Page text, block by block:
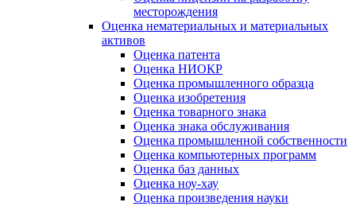
месторождения
Оценка нематериальных и материальных
активов
Оценка патента
Оценка НИОКР
Оценка промышленного образца
Оценка изобретения
Оценка товарного знака
Оценка знака обслуживания
Оценка промышленной собственности
Оценка компьютерных программ
Оценка баз данных
Оценка ноу-хау
Оценка произведения науки